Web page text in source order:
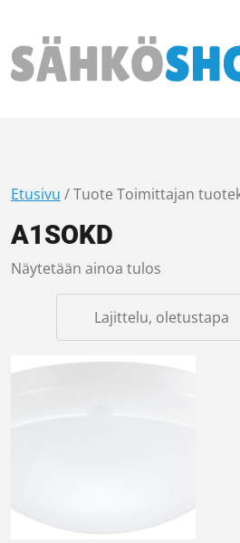
Päävalikko
Etusivu / Tuote Toimittajan
A1SOKD
Näytetään ainoa tulos